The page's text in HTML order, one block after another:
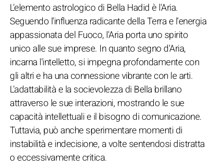
L'elemento astrologico di Bella Hadid è l'Aria.
Seguendo l'influenza radicante della Terra e l'energia
appassionata del Fuoco, l'Aria porta uno spirito
unico alle sue imprese. In quanto segno d'Aria,
incarna l'intelletto, si impegna profondamente con
gli altri e ha una connessione vibrante con le arti.
L'adattabilità e la socievolezza di Bella brillano
attraverso le sue interazioni, mostrando le sue
capacità intellettuali e il bisogno di comunicazione.
Tuttavia, può anche sperimentare momenti di
instabilità e indecisione, a volte sentendosi distratta
o eccessivamente critica.